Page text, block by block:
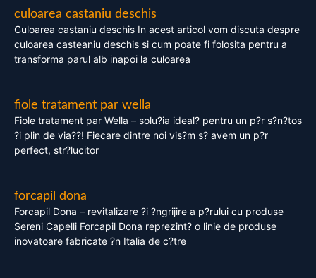
culoarea castaniu deschis
Culoarea castaniu deschis In acest articol vom discuta despre
culoarea casteaniu deschis si cum poate fi folosita pentru a
transforma parul alb inapoi la culoarea
fiole tratament par wella
Fiole tratament par Wella – solu?ia ideal? pentru un p?r s?n?tos
?i plin de via??! Fiecare dintre noi vis?m s? avem un p?r
perfect, str?lucitor
forcapil dona
Forcapil Dona – revitalizare ?i ?ngrijire a p?rului cu produse
Sereni Capelli Forcapil Dona reprezint? o linie de produse
inovatoare fabricate ?n Italia de c?tre